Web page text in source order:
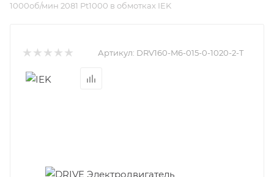
1000об/мин 2081 Pt1000 в обмотках IEK
Артикул: DRV160-M6-015-0-1020-2-T